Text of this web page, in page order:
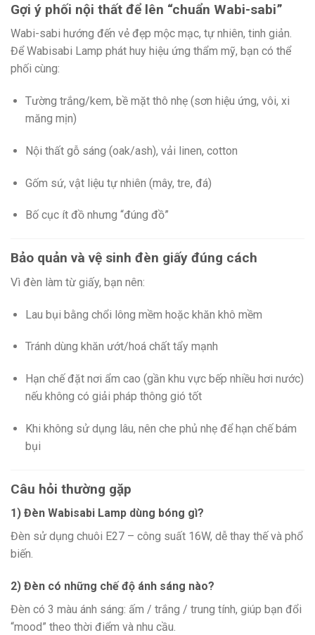
Gợi ý phối nội thất để lên “chuẩn Wabi-sabi”
Wabi-sabi hướng đến vẻ đẹp mộc mạc, tự nhiên, tinh giản.
Để Wabisabi Lamp phát huy hiệu ứng thẩm mỹ, bạn có thể
phối cùng:
Tường trắng/kem, bề mặt thô nhẹ (sơn hiệu ứng, vôi, xi
măng mịn)
Nội thất gỗ sáng (oak/ash), vải linen, cotton
Gốm sứ, vật liệu tự nhiên (mây, tre, đá)
Bố cục ít đồ nhưng “đúng đồ”
Bảo quản và vệ sinh đèn giấy đúng cách
Vì đèn làm từ giấy, bạn nên:
Lau bụi bằng chổi lông mềm hoặc khăn khô mềm
Tránh dùng khăn ướt/hoá chất tẩy mạnh
Hạn chế đặt nơi ẩm cao (gần khu vực bếp nhiều hơi nước)
nếu không có giải pháp thông gió tốt
Khi không sử dụng lâu, nên che phủ nhẹ để hạn chế bám
bụi
Câu hỏi thường gặp
1) Đèn Wabisabi Lamp dùng bóng gì?
Đèn sử dụng chuôi E27 – công suất 16W, dễ thay thế và phổ
biến.
2) Đèn có những chế độ ánh sáng nào?
Đèn có 3 màu ánh sáng: ấm / trắng / trung tính, giúp bạn đổi
“mood” theo thời điểm và nhu cầu.